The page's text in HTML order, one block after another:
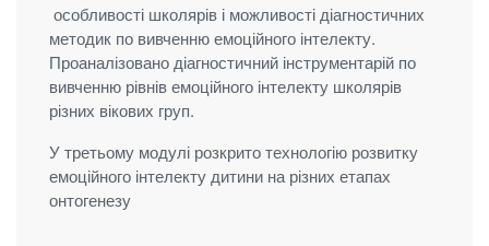
особливості школярів і можливості діагностичних
методик по вивченню емоційного інтелекту.
Проаналізовано діагностичний інструментарій по
вивченню рівнів емоційного інтелекту школярів
різних вікових груп.
У третьому модулі розкрито технологію розвитку
емоційного інтелекту дитини на різних етапах
онтогенезу